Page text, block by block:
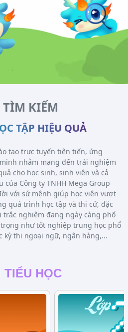
TÌM KIẾM
TẬP HIỆU QUẢ
tạo trực tuyến tiên tiến, ứng
nhằm mang đến trải nghiệm
cho học sinh, sinh viên và cả
Công ty TNHH Mega Group
với sứ mệnh giúp học viên vượt
quá trình học tập và thi cử, đặc
nghiệm đang ngày càng phổ
như tốt nghiệp trung học phổ
kỳ thi ngoại ngữ, ngân hàng,...
TIỂU HỌC